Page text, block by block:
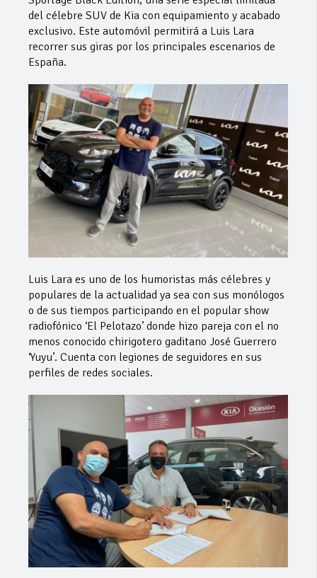
del célebre SUV de Kia con equipamiento y acabado
exclusivo. Este automóvil permitirá a Luis Lara
recorrer sus giras por los principales escenarios de
España.
Luis Lara es uno de los humoristas más célebres y
populares de la actualidad ya sea con sus monólogos
o de sus tiempos participando en el popular show
radiofónico ‘El Pelotazo’ donde hizo pareja con el no
menos conocido chirigotero gaditano José Guerrero
‘Yuyu’. Cuenta con legiones de seguidores en sus
perfiles de redes sociales.